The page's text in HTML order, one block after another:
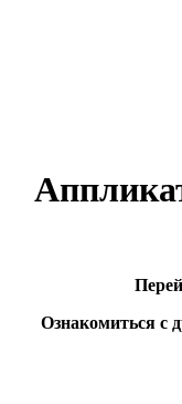
Ознакомиться с